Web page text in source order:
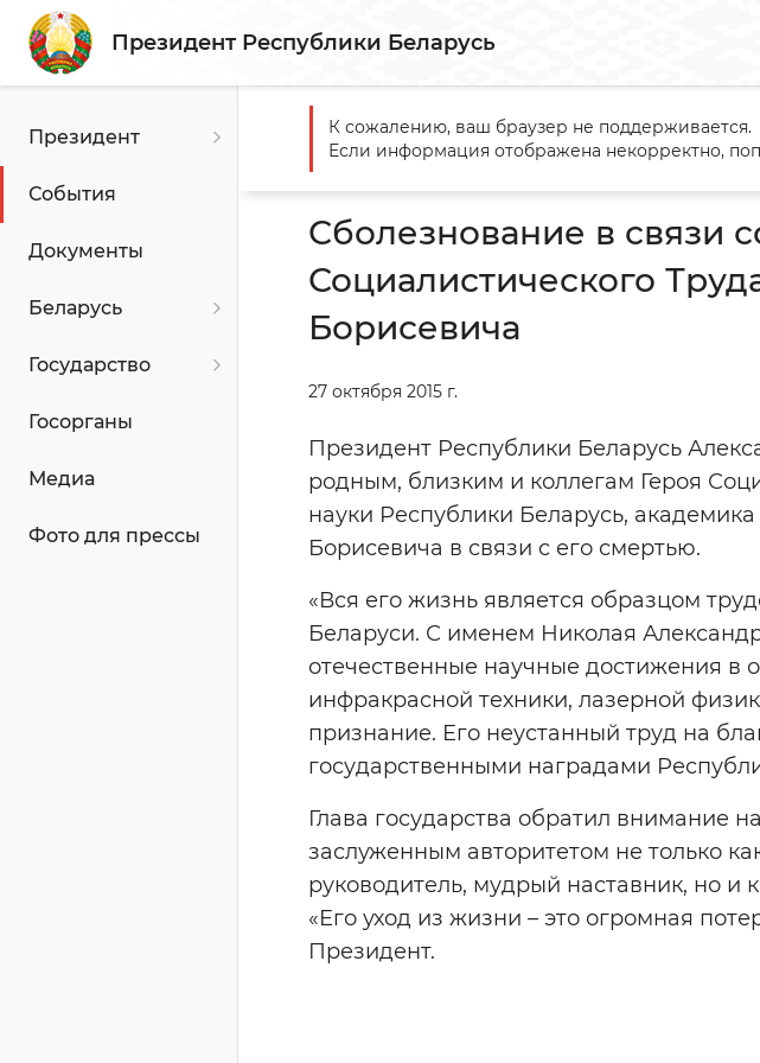
Президент Республики Беларусь
Президент
События
Документы
Беларусь
Государство
Госорганы
Медиа
Фото для прессы
Главная События
Сболезнование в связи со
Борисевича
Сболезнование в связи
Социалистического
Борисевича
27 октября 2015 г.
Президент Республики Беларусь
родным, близким и коллегам Героя
науки Республики Беларусь,
Борисевича в связи с его смертью.
«Вся его жизнь является образцом
Беларуси. С именем Николая
отечественные научные достижения в
инфракрасной техники, лазерной
признание. Его неустанный труд на
государственными наградами
Глава государства обратил внимание
заслуженным авторитетом не только
руководитель, мудрый наставник, но
«Его уход из жизни – это огромная
Президент.
К сожалению, ваш браузер не поддерживается.
Если информация отображена некорректно,